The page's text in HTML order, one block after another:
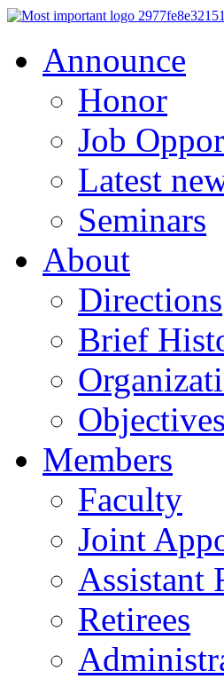
Announce
Honor
Job
Latest
Seminars
About
Directions
Brief
Objectives
Members
Faculty
Joint
Assistant
Retirees